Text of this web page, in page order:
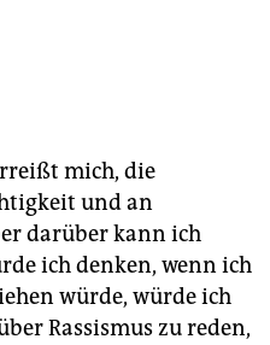
mich, die
und an
darüber kann ich
ich denken, wenn ich
würde, würde ich
Rassismus zu reden,